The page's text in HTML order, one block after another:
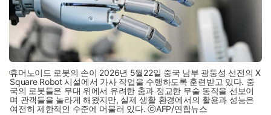
휴머노이드 로봇의 손이 2026년 5월22일 중국 남부 광둥성 선전의 X
Square Robot 시설에서 가사 작업을 수행하도록 훈련받고 있다. 중
국의 로봇들은 무대 위에서 유려한 춤과 정교한 무술 동작을 선보이
며 관객들을 놀라게 해왔지만, 실제 생활 환경에서의 활용과 성능은
여전히 제한적인 수준에 머물러 있다. ⓒAFP/연합뉴스